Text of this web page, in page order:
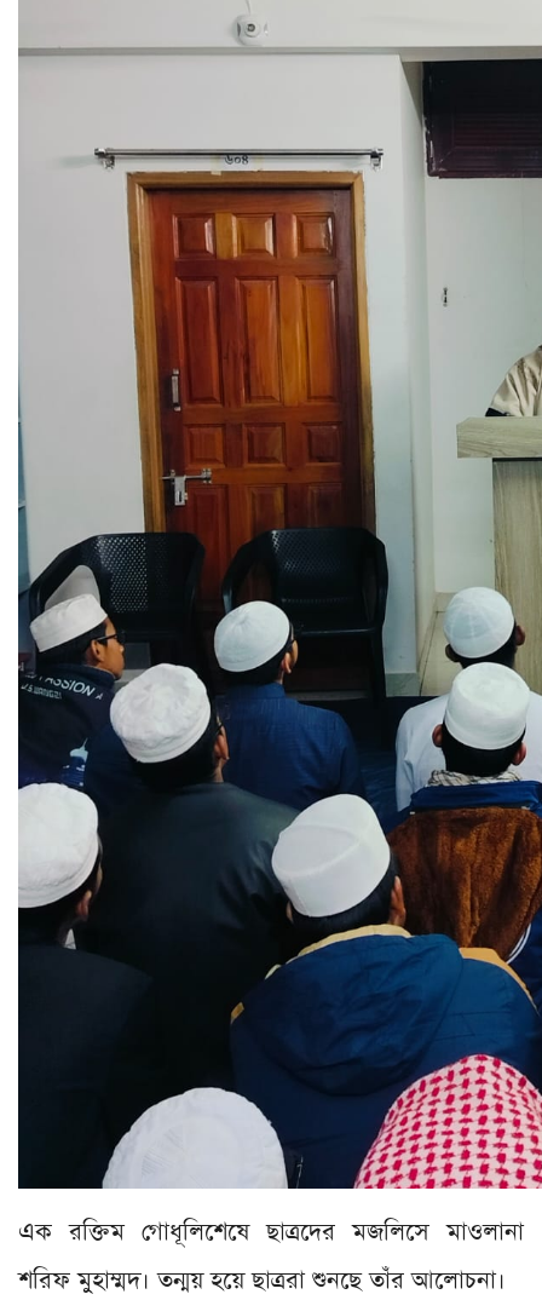
এক রক্তিম গোধূলিশেষে ছাত্রদের মজলিসে মাওলানা
শরিফ মুহাম্মদ। তন্ময় হয়ে ছাত্ররা শুনছে তাঁর আলোচনা।